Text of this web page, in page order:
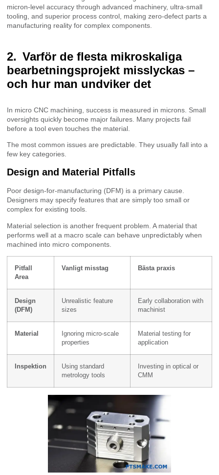
micron-level accuracy through advanced machinery, ultra-small
tooling, and superior process control, making zero-defect parts a
manufacturing reality for complex components.
Varför de flesta mikroskaliga
bearbetningsprojekt misslyckas –
och hur man undviker det
In micro CNC machining, success is measured in microns. Small
oversights quickly become major failures. Many projects fail
before a tool even touches the material.
The most common issues are predictable. They usually fall into a
few key categories.
Design and Material Pitfalls
Poor design-for-manufacturing (DFM) is a primary cause.
Designers may specify features that are simply too small or
complex for existing tools.
Material selection is another frequent problem. A material that
performs well at a macro scale can behave unpredictably when
machined into micro components.
Pitfall
Area
Vanligt misstag Bästa praxis
Design
(DFM)
Unrealistic feature
sizes
Early collaboration with
machinist
Material
Ignoring micro-scale
properties
Material testing for
application
Inspektion
Using standard
metrology tools
Investing in optical or
CMM